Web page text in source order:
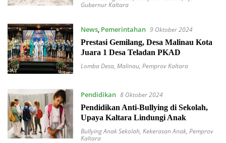
Gubernur Kaltara
News, Pemerintahan 9 Oktober 2024
Prestasi Gemilang, Desa Malinau Kota
Juara 1 Desa Teladan PKAD
Lomba Desa, Malinau, Pemprov Kaltara
Pendidikan 8 Oktober 2024
Pendidikan Anti-Bullying di Sekolah,
Upaya Kaltara Lindungi Anak
Bullying Anak Sekolah, Kekerasan Anak, Pemprov
Kaltara